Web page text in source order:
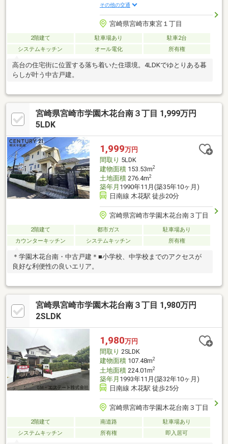
その他の交通
宮崎県宮崎市東宮１丁目
2階建て 駐車場あり
駐車2台
システムキッチン
オール電化 所有権
高台の住宅街に位置する落ち着いた住環境。4LDKでゆとりある暮
らしが叶う中古戸建。
宮崎県宮崎市学園木花台南３丁目 1,999万円
5LDK
1,999万円
間取り 5LDK
建物面積153.53m2
土地面積276.4m2
築年月 1990年11月(築35年10ヶ月)
日南線 木花駅 徒歩20分
宮崎県宮崎市学園木花台南３丁目
2階建て 都市ガス
駐車場あり
カウンターキッチン
システムキッチン 所有権
＊学園木花台南・中古戸建＊■小学校、中学校までのアクセスが
良好な利便性の良いエリア。
宮崎県宮崎市学園木花台南３丁目 1,980万円
2SLDK
1,980万円
間取り 2SLDK
建物面積107.48m2
土地面積224.01m2
築年月 1993年11月(築32年10ヶ月)
日南線 木花駅 徒歩25分
宮崎県宮崎市学園木花台南３丁目
2階建て 南道路
駐車場あり
システムキッチン
所有権 即入居可